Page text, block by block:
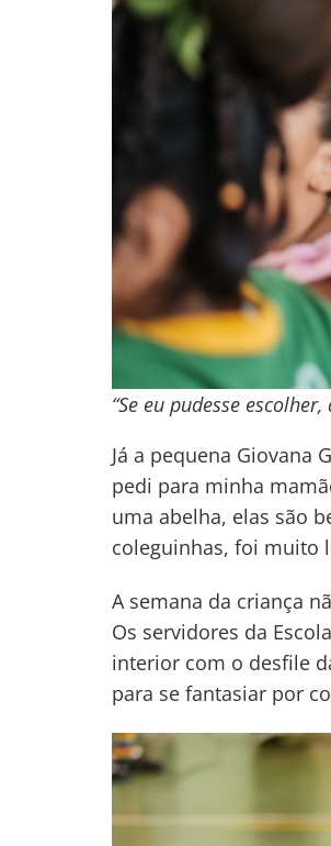
“Se eu pudesse
Já a pequena Giovana
pedi para minha
uma abelha, elas são
coleguinhas, foi muito
A semana da criança
Os servidores da
interior com o desfile
para se fantasiar por